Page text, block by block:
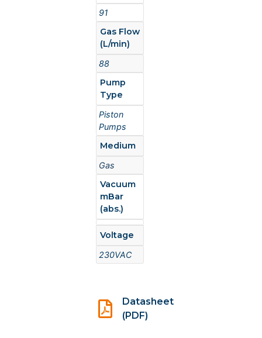
91
Gas Flow
(L/min)
88
Pump
Type
Piston
Pumps
Medium
Gas
Vacuum
mBar
(abs.)
Voltage
230VAC
Datasheet
(PDF)